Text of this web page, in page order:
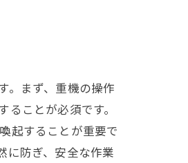
。まず、重機の操作
ことが必須です。
起することが重要で
に防ぎ、安全な作業